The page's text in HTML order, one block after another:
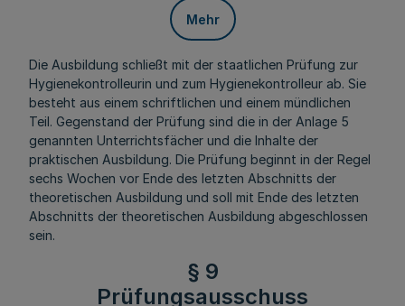
Mehr
Die Ausbildung schließt mit der staatlichen Prüfung zur
Hygienekontrolleurin und zum Hygienekontrolleur ab. Sie
besteht aus einem schriftlichen und einem mündlichen
Teil. Gegenstand der Prüfung sind die in der Anlage 5
genannten Unterrichtsfächer und die Inhalte der
praktischen Ausbildung. Die Prüfung beginnt in der Regel
sechs Wochen vor Ende des letzten Abschnitts der
theoretischen Ausbildung und soll mit Ende des letzten
Abschnitts der theoretischen Ausbildung abgeschlossen
sein.
§ 9
Prüfungsausschuss